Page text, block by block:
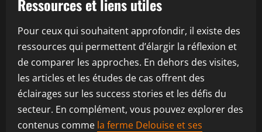
Ressources et liens utiles
Pour ceux qui souhaitent approfondir, il existe des
ressources qui permettent d’élargir la réflexion et
de comparer les approches. En dehors des visites,
les articles et les études de cas offrent des
éclairages sur les success stories et les défis du
secteur. En complément, vous pouvez explorer des
contenus comme la ferme Delouise et ses